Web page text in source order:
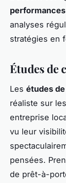
performances
analyses
stratégies en
Études de
Les études de
réaliste sur
entreprise
vu leur
pensées.
de prêt-à-